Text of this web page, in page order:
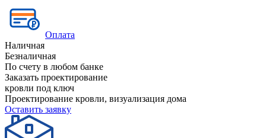
Оплата
Наличная
Безналичная
По счету в любом банке
Заказать проектирование
кровли под ключ
Проектирование кровли, визуализация дома
Оставить заявку